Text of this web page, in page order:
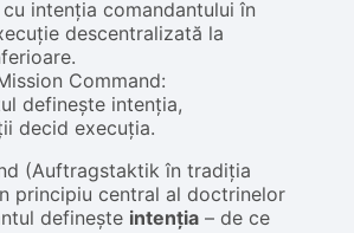
Command:
definește intenția,
decid execuția.
(Auftragstaktik în tradiția
principiu central al doctrinelor
definește intenția – de ce